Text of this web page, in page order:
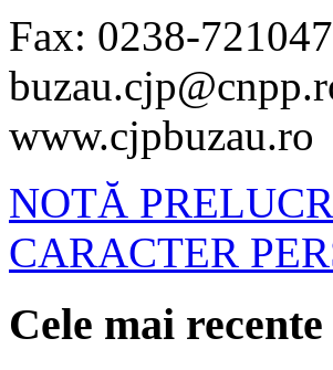
Fax: 0238-721047
www.cjpbuzau.ro
NOTĂ
CARACTER
Cele mai